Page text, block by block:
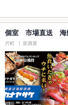
個室 市場直送 海
片町 居酒屋